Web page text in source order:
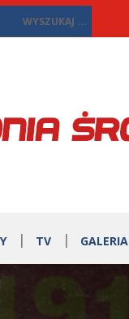
TV GALERIA